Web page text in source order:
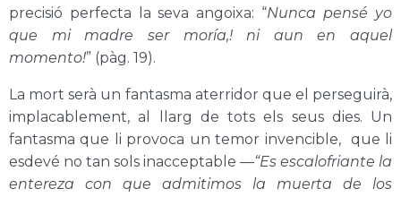
precisió perfecta la seva angoixa: “Nunca pensé yo
que mi madre ser moría,! ni aun en aquel
momento!” (pàg. 19).
La mort serà un fantasma aterridor que el perseguirà,
implacablement, al llarg de tots els seus dies. Un
fantasma que li provoca un temor invencible, que li
esdevé no tan sols inacceptable —“Es escalofriante la
entereza con que admitimos la muerta de los